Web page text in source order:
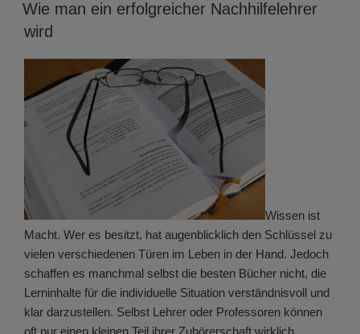
Wie man ein erfolgreicher Nachhilfelehrer
wird
Wissen ist
Macht. Wer es besitzt, hat augenblicklich den Schlüssel zu
vielen verschiedenen Türen im Leben in der Hand. Jedoch
schaffen es manchmal selbst die besten Bücher nicht, die
Lerninhalte für die individuelle Situation verständnisvoll und
klar darzustellen. Selbst Lehrer oder Professoren können
oft nur einen kleinen Teil ihrer Zuhörerschaft wirklich